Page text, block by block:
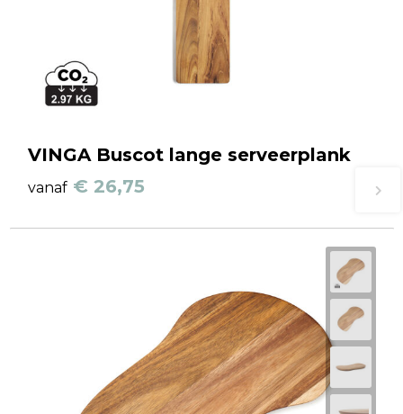
VINGA Buscot lange serveerplank
vanaf € 26,75